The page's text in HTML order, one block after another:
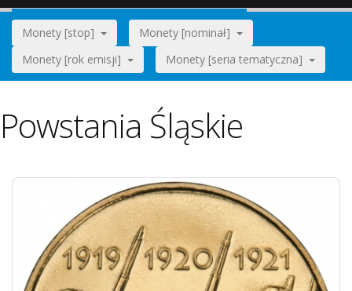
Monety [stop]
Monety [nominał]
Monety [rok emisji]
Monety [seria tematyczna]
Powstania Śląskie